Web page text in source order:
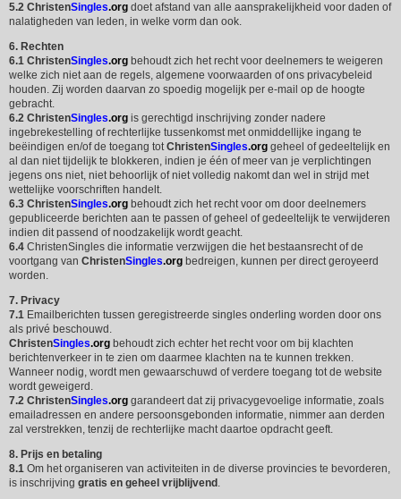
5.2 ChristenSingles.org doet afstand van alle aansprakelijkheid voor daden of
nalatigheden van leden, in welke vorm dan ook.
6. Rechten
6.1 ChristenSingles.org behoudt zich het recht voor deelnemers te weigeren
welke zich niet aan de regels, algemene voorwaarden of ons privacybeleid
houden. Zij worden daarvan zo spoedig mogelijk per e-mail op de hoogte
gebracht.
6.2 ChristenSingles.org is gerechtigd inschrijving zonder nadere
ingebrekestelling of rechterlijke tussenkomst met onmiddellijke ingang te
beëindigen en/of de toegang totChristenSingles.org geheel of gedeeltelijk en
al dan niet tijdelijk te blokkeren, indien je één of meer van je verplichtingen
jegens ons niet, niet behoorlijk of niet volledig nakomt dan wel in strijd met
wettelijke voorschriften handelt.
6.3 ChristenSingles.org behoudt zich het recht voor om door deelnemers
gepubliceerde berichten aan te passen of geheel of gedeeltelijk te verwijderen
indien dit passend of noodzakelijk wordt geacht.
6.4 ChristenSingles die informatie verzwijgen die het bestaansrecht of de
voortgang van ChristenSingles.org bedreigen, kunnen per direct geroyeerd
worden.
7. Privacy
7.1 Emailberichten tussen geregistreerde singles onderling worden door ons
als privé beschouwd.
ChristenSingles.org behoudt zich echter het recht voor om bij klachten
berichtenverkeer in te zien om daarmee klachten na te kunnen trekken.
Wanneer nodig, wordt men gewaarschuwd of verdere toegang tot de website
wordt geweigerd.
7.2 ChristenSingles.org garandeert dat zij privacygevoelige informatie, zoals
emailadressen en andere persoonsgebonden informatie, nimmer aan derden
zal verstrekken, tenzij de rechterlijke macht daartoe opdracht geeft.
8. Prijs en betaling
8.1 Om het organiseren van activiteiten in de diverse provincies te bevorderen,
is inschrijving gratis en geheel vrijblijvend .